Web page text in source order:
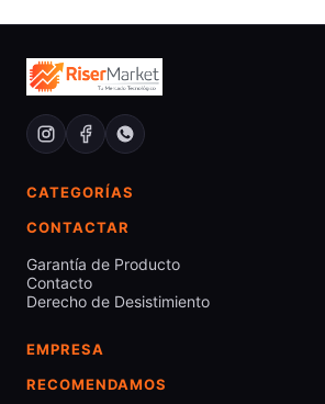
CATEGORÍAS
CONTACTAR
Garantía de Producto
Contacto
Derecho de Desistimiento
EMPRESA
RECOMENDAMOS